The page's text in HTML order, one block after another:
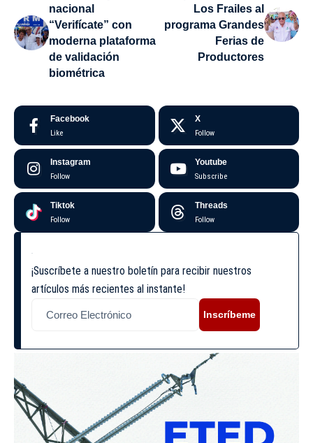
nacional
“Verifícate” con
moderna plataforma
de validación
biométrica
Los Frailes al
programa Grandes
Ferias de
Productores
Facebook
Like
X
Follow
Instagram
Follow
Youtube
Subscribe
Tiktok
Follow
Threads
Follow
¡Suscríbete a nuestro boletín para recibir nuestros
artículos más recientes al instante!
Inscríbeme